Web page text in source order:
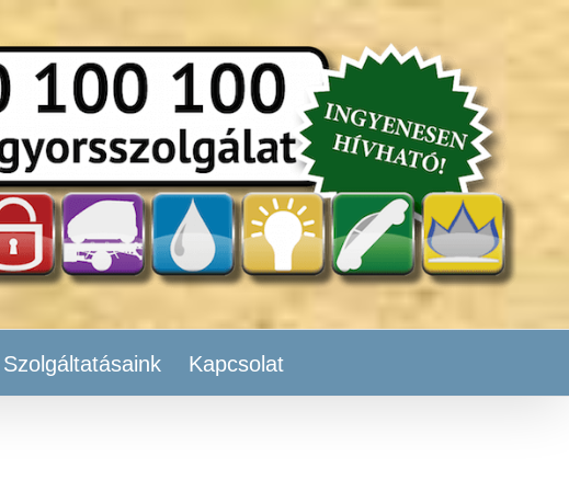
Szolgáltatásaink Kapcsolat